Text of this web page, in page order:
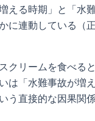
える時期」と「水
に連動している（
クリームを食べる
は「水難事故が増
う直接的な因果関